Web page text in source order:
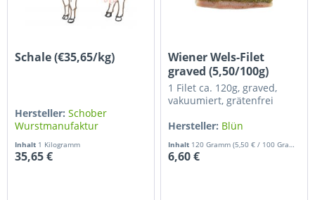
Schale (€35,65/kg)
Hersteller: Schober
Wurstmanufaktur
Inhalt 1 Kilogramm
35,65 €
Wiener Wels-Filet
graved (5,50/100g)
1 Filet ca. 120g, graved,
vakuumiert, grätenfrei
Hersteller: Blün
Inhalt 120 Gramm(5,50 € / 100 Gramm)
6,60 €